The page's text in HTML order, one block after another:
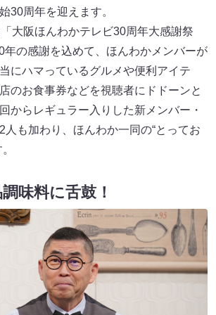
30周年を迎えます。
大阪ほんわかテレビ30周年大感謝祭
年の感謝を込めて、ほんわかメンバーが
にハマっているグルメや便利アイテ
のお食事券などを視聴者にドドーンと
からレギュラー入りした新メンバー・
人も加わり、ほんわか一同の“とってお
味料に舌鼓！